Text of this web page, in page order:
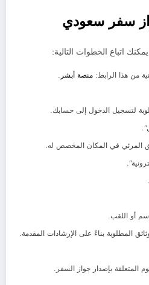
سفر سعودي
اتباع الخطوات التالية:
من هذا الرابط: منصة أبشر .
لتسجيل الدخول إلى حسابك.
المرئي في المكان المخصص له.
أو اللقب.
المطلوبة بناءً على الإرشادات المقدمة.
المتعلقة بإصدار جواز السفر.